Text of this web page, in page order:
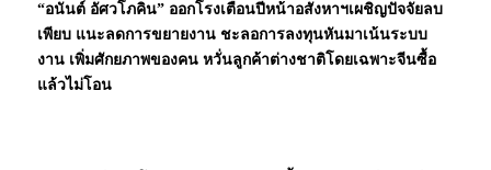
“อนันต์ อัศวโภคิน” ออกโรงเตือนปีหน้าอสังหาฯเผชิญปัจจัยลบ
เพียบ แนะลดการขยายงาน ชะลอการลงทุนหันมาเน้นระบบ
งาน เพิ่มศักยภาพของคน หวั่นลูกค้าต่างชาติโดยเฉพาะจีนซื้อ
แล้วไม่โอน